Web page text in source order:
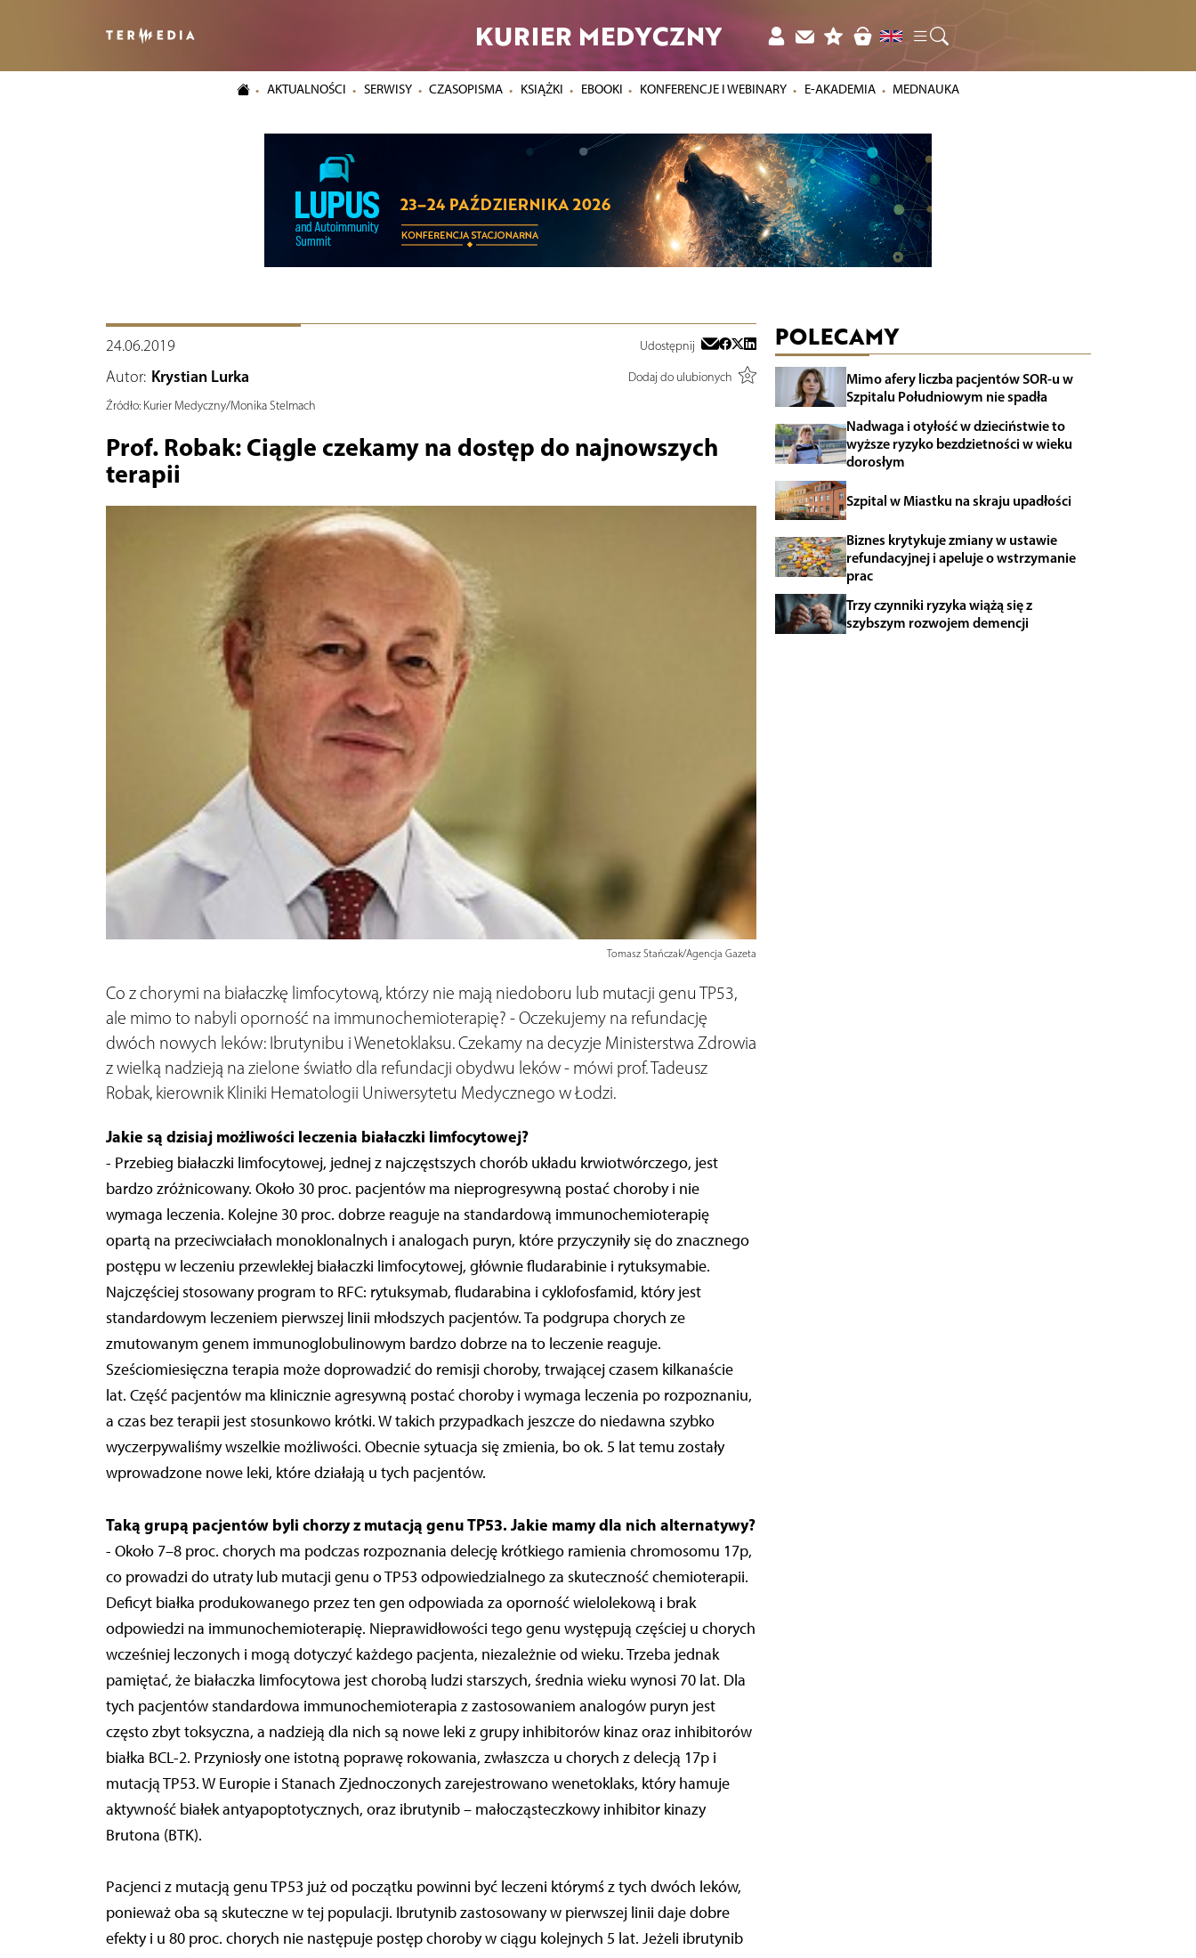
KURIER MEDYCZNY
AKTUALNOŚCI SERWISY CZASOPISMA KSIĄŻKI EBOOKI KONFERENCJE I WEBINARY E-AKADEMIA MEDNAUKA
24.06.2019 Udostępnij
Autor: Krystian Lurka
Dodaj do ulubionych
Źródło:Kurier Medyczny/Monika Stelmach
Prof. Robak: Ciągle czekamy na dostęp do najnowszych
terapii
Tomasz Stańczak/Agencja Gazeta
Co z chorymi na białaczkę limfocytową, którzy nie mają niedoboru lub mutacji genu TP53,
ale mimo to nabyli oporność na immunochemioterapię? - Oczekujemy na refundację
dwóch nowych leków: Ibrutynibu i Wenetoklaksu. Czekamy na decyzje Ministerstwa Zdrowia
z wielką nadzieją na zielone światło dla refundacji obydwu leków - mówi prof. Tadeusz
Robak, kierownik Kliniki Hematologii Uniwersytetu Medycznego w Łodzi.
Jakie są dzisiaj możliwości leczenia białaczki limfocytowej?
- Przebieg białaczki limfocytowej, jednej z najczęstszych chorób układu krwiotwórczego, jest
bardzo zróżnicowany. Około 30 proc. pacjentów ma nieprogresywną postać choroby i nie
wymaga leczenia. Kolejne 30 proc. dobrze reaguje na standardową immunochemioterapię
opartą na przeciwciałach monoklonalnych i analogach puryn, które przyczyniły się do znacznego
postępu w leczeniu przewlekłej białaczki limfocytowej, głównie fludarabinie i rytuksymabie.
Najczęściej stosowany program to RFC: rytuksymab, fludarabina i cyklofosfamid, który jest
standardowym leczeniem pierwszej linii młodszych pacjentów. Ta podgrupa chorych ze
zmutowanym genem immunoglobulinowym bardzo dobrze na to leczenie reaguje.
Sześciomiesięczna terapia może doprowadzić do remisji choroby, trwającej czasem kilkanaście
lat. Część pacjentów ma klinicznie agresywną postać choroby i wymaga leczenia po rozpoznaniu,
a czas bez terapii jest stosunkowo krótki. W takich przypadkach jeszcze do niedawna szybko
wyczerpywaliśmy wszelkie możliwości. Obecnie sytuacja się zmienia, bo ok. 5 lat temu zostały
wprowadzone nowe leki, które działają u tych pacjentów.
Taką grupą pacjentów byli chorzy z mutacją genu TP53. Jakie mamy dla nich alternatywy?
- Około 7–8 proc. chorych ma podczas rozpoznania delecję krótkiego ramienia chromosomu 17p,
co prowadzi do utraty lub mutacji genu o TP53 odpowiedzialnego za skuteczność chemioterapii.
Deficyt białka produkowanego przez ten gen odpowiada za oporność wielolekową i brak
odpowiedzi na immunochemioterapię. Nieprawidłowości tego genu występują częściej u chorych
wcześniej leczonych i mogą dotyczyć każdego pacjenta, niezależnie od wieku. Trzeba jednak
pamiętać, że białaczka limfocytowa jest chorobą ludzi starszych, średnia wieku wynosi 70 lat. Dla
tych pacjentów standardowa immunochemioterapia z zastosowaniem analogów puryn jest
często zbyt toksyczna, a nadzieją dla nich są nowe leki z grupy inhibitorów kinaz oraz inhibitorów
białka BCL-2. Przyniosły one istotną poprawę rokowania, zwłaszcza u chorych z delecją 17p i
mutacją TP53. W Europie i Stanach Zjednoczonych zarejestrowano wenetoklaks, który hamuje
aktywność białek antyapoptotycznych, oraz ibrutynib – małocząsteczkowy inhibitor kinazy
Brutona (BTK).
Pacjenci z mutacją genu TP53 już od początku powinni być leczeni którymś z tych dwóch leków,
ponieważ oba są skuteczne w tej populacji. Ibrutynib zastosowany w pierwszej linii daje dobre
efekty i u 80 proc. chorych nie następuje postęp choroby w ciągu kolejnych 5 lat. Jeżeli ibrutynib
POLECAMY
Mimo afery liczba pacjentów SOR-u w
Szpitalu Południowym nie spadła
Nadwaga i otyłość w dzieciństwie to
wyższe ryzyko bezdzietności w wieku
dorosłym
Szpital w Miastku na skraju upadłości
Biznes krytykuje zmiany w ustawie
refundacyjnej i apeluje o wstrzymanie
prac
Trzy czynniki ryzyka wiążą się z
szybszym rozwojem demencji